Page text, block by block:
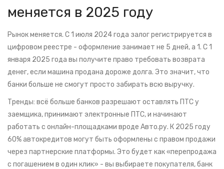
меняется в 2025 году
Рынок меняется. С 1 июля 2024 года залог регистрируется в
цифровом реестре - оформление занимает не 5 дней, а 1. С 1
января 2025 года вы получите право требовать возврата
денег, если машина продана дороже долга. Это значит, что
банки больше не смогут просто забирать всю выручку.
Тренды: всё больше банков разрешают оставлять ПТС у
заемщика, принимают электронные ПТС, и начинают
работать с онлайн-площадками вроде Авто.ру. К 2025 году
60% автокредитов могут быть оформлены с правом продажи
через партнерские платформы. Это будет как «перепродажа
с погашением в один клик» - вы выбираете покупателя, банк